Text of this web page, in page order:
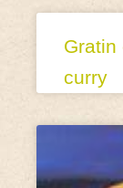
Gratin
curry